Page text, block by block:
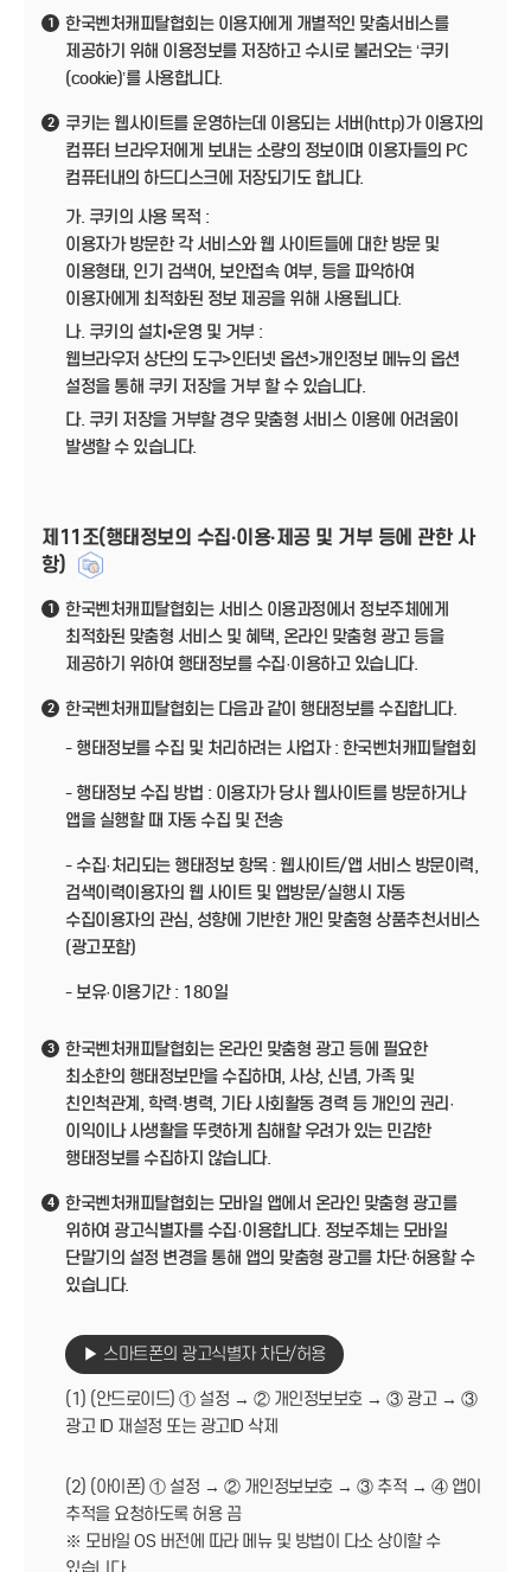
1
한국벤처캐피탈협회는 이용자에게 개별적인 맞춤서비스를
제공하기 위해 이용정보를 저장하고 수시로 불러오는 ‘쿠키
(cookie)’를 사용합니다.
2
쿠키는 웹사이트를 운영하는데 이용되는 서버(http)가 이용자의
컴퓨터 브라우저에게 보내는 소량의 정보이며 이용자들의 PC
컴퓨터내의 하드디스크에 저장되기도 합니다.
가. 쿠키의 사용 목적 :
이용자가 방문한 각 서비스와 웹 사이트들에 대한 방문 및
이용형태, 인기 검색어, 보안접속 여부, 등을 파악하여
이용자에게 최적화된 정보 제공을 위해 사용됩니다.
나. 쿠키의 설치•운영 및 거부 :
웹브라우저 상단의 도구>인터넷 옵션>개인정보 메뉴의 옵션
설정을 통해 쿠키 저장을 거부 할 수 있습니다.
다. 쿠키 저장을 거부할 경우 맞춤형 서비스 이용에 어려움이
발생할 수 있습니다.
제11조(행태정보의 수집·이용·제공 및 거부 등에 관한 사
항)
1
한국벤처캐피탈협회는 서비스 이용과정에서 정보주체에게
최적화된 맞춤형 서비스 및 혜택, 온라인 맞춤형 광고 등을
제공하기 위하여 행태정보를 수집·이용하고 있습니다.
2
한국벤처캐피탈협회는 다음과 같이 행태정보를 수집합니다.
- 행태정보를 수집 및 처리하려는 사업자 : 한국벤처캐피탈협회
- 행태정보 수집 방법 : 이용자가 당사 웹사이트를 방문하거나
앱을 실행할 때 자동 수집 및 전송
- 수집·처리되는 행태정보 항목 : 웹사이트/앱 서비스 방문이력,
검색이력이용자의 웹 사이트 및 앱방문/실행시 자동
수집이용자의 관심, 성향에 기반한 개인 맞춤형 상품추천서비스
(광고포함)
- 보유·이용기간 : 180일
3
한국벤처캐피탈협회는 온라인 맞춤형 광고 등에 필요한
최소한의 행태정보만을 수집하며, 사상, 신념, 가족 및
친인척관계, 학력·병력, 기타 사회활동 경력 등 개인의 권리·
이익이나 사생활을 뚜렷하게 침해할 우려가 있는 민감한
행태정보를 수집하지 않습니다.
4
한국벤처캐피탈협회는 모바일 앱에서 온라인 맞춤형 광고를
위하여 광고식별자를 수집·이용합니다. 정보주체는 모바일
단말기의 설정 변경을 통해 앱의 맞춤형 광고를 차단·허용할 수
있습니다.
▶ 스마트폰의 광고식별자 차단/허용
(1) (안드로이드) ① 설정 → ② 개인정보보호 → ③ 광고 → ③
광고 ID 재설정 또는 광고ID 삭제
(2) (아이폰) ① 설정 → ② 개인정보보호 → ③ 추적 → ④ 앱이
추적을 요청하도록 허용 끔
※ 모바일 OS 버전에 따라 메뉴 및 방법이 다소 상이할 수